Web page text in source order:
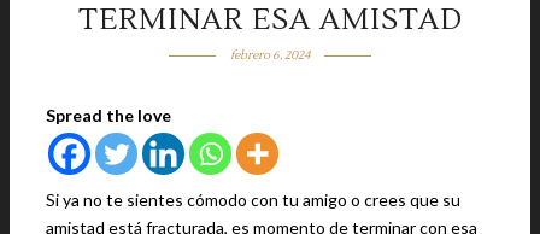
TERMINAR ESA AMISTAD
febrero 6, 2024
Spread the love
Si ya no te sientes cómodo con tu amigo o crees que su
amistad está fracturada, es momento de terminar con esa